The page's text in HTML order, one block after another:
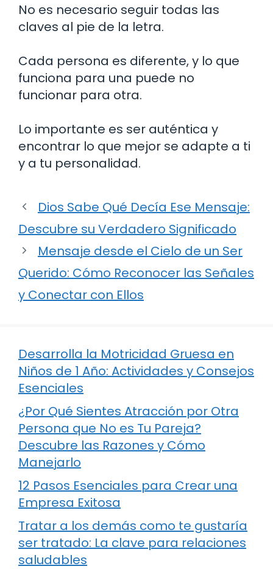
No es necesario seguir todas las
claves al pie de la letra.
Cada persona es diferente, y lo que
funciona para una puede no
funcionar para otra.
Lo importante es ser auténtica y
encontrar lo que mejor se adapte a ti
y a tu personalidad.
Dios Sabe Qué Decía Ese Mensaje:
Descubre su Verdadero Significado
Mensaje desde el Cielo de un Ser
Querido: Cómo Reconocer las Señales
y Conectar con Ellos
Desarrolla la Motricidad Gruesa en
Niños de 1 Año: Actividades y Consejos
Esenciales
¿Por Qué Sientes Atracción por Otra
Persona que No es Tu Pareja?
Descubre las Razones y Cómo
Manejarlo
12 Pasos Esenciales para Crear una
Empresa Exitosa
Tratar a los demás como te gustaría
ser tratado: La clave para relaciones
saludables